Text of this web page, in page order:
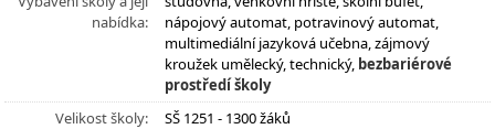
nabídka:
nápojový automat, potravinový automat,
multimediální jazyková učebna, zájmový
kroužek umělecký, technický, bezbariérové
prostředí školy
Velikost školy:
SŠ 1251 - 1300 žáků